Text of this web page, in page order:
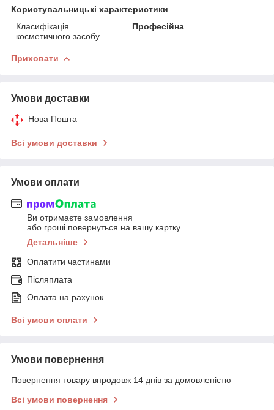
Користувальницькі характеристики
Класифікація
косметичного засобу
Професійна
Приховати
Умови доставки
Нова Пошта
Всі умови доставки
Умови оплати
Ви отримаєте замовлення
або гроші повернуться на вашу картку
Детальніше
Оплатити частинами
Післяплата
Оплата на рахунок
Всі умови оплати
Умови повернення
Повернення товару впродовж 14 днів за домовленістю
Всі умови повернення